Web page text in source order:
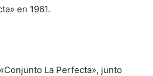
en 1961.
La Perfecta», junto